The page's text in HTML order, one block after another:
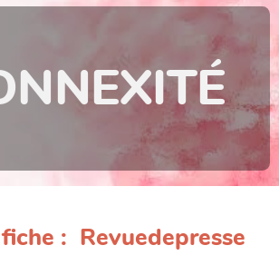
: Revuedepresse